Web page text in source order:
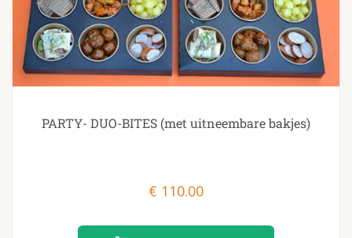
PARTY- DUO-BITES (met uitneembare bakjes)
€ 110.00